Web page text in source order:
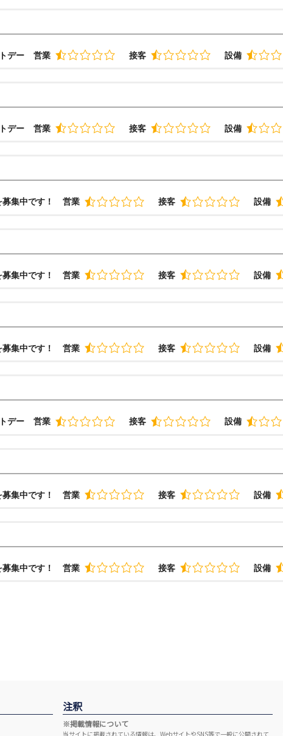
デー 営業 接客 設備
デー 営業 接客 設備
集中です！ 営業 接客 設備
集中です！ 営業 接客 設備
集中です！ 営業 接客 設備
デー 営業 接客 設備
集中です！ 営業 接客 設備
集中です！ 営業 接客 設備
注釈
※掲載情報について
当サイトに掲載されている情報は、WebサイトやSNS等で一般に公開されて